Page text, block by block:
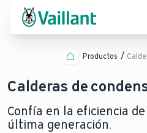
Productos
Calderas de
Confía en la eficiencia
última generación.